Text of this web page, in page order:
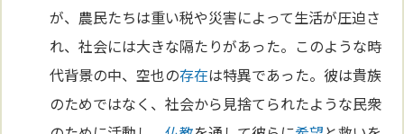
が、農民たちは重い税や災害によって生活が圧迫さ
れ、社会には大きな隔たりがあった。このような時
代背景の中、空也の存在は特異であった。彼は貴族
のためではなく、社会から見捨てられたような民衆